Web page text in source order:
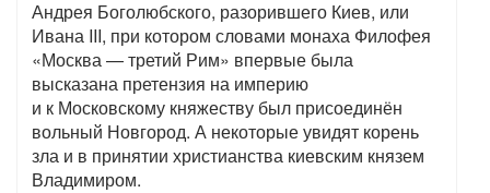
Андрея Боголюбского, разорившего Киев, или
Ивана III, при котором словами монаха Филофея
«Москва — третий Рим» впервые была
высказана претензия на империю
и к Московскому княжеству был присоединён
вольный Новгород. А некоторые увидят корень
зла и в принятии христианства киевским князем
Владимиром.